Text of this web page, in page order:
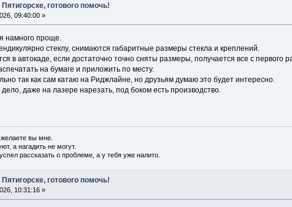
готового помочь!
09:40:00 »
намного проще.
стеклу, снимаются габаритные размеры стекла и креплений.
в автокаде, если достаточно точно сняты размеры, получается все с первого
на бумаге и приложить по месту.
так как сам катаю на Риджлайне, но друзьям думаю это будет интересно.
даже на лазере нарезать, под боком есть производство.
вы мне.
а нагадить не могут.
рассказать о проблеме, а у тебя уже налито.
готового помочь!
10:31:16 »